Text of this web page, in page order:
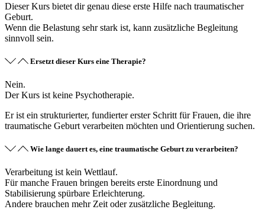
Dieser Kurs bietet dir genau diese erste Hilfe nach traumatischer
Geburt.
Wenn die Belastung sehr stark ist, kann zusätzliche Begleitung
sinnvoll sein.
Ersetzt dieser Kurs eine Therapie?
Nein.
Der Kurs ist keine Psychotherapie.
Er ist ein strukturierter, fundierter erster Schritt für Frauen, die ihre
traumatische Geburt verarbeiten möchten und Orientierung suchen.
Wie lange dauert es, eine traumatische Geburt zu verarbeiten?
Verarbeitung ist kein Wettlauf.
Für manche Frauen bringen bereits erste Einordnung und
Stabilisierung spürbare Erleichterung.
Andere brauchen mehr Zeit oder zusätzliche Begleitung.